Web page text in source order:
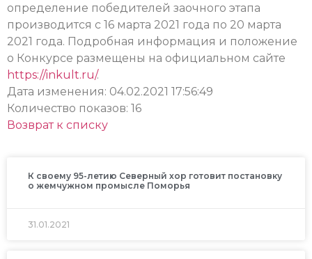
определение победителей заочного этапа
производится с 16 марта 2021 года по 20 марта
2021 года. Подробная информация и положение
о Конкурсе размещены на официальном сайте
https://inkult.ru/.
Дата изменения: 04.02.2021 17:56:49
Количество показов: 16
Возврат к списку
К своему 95-летию Северный хор готовит постановку
о жемчужном промысле Поморья
31.01.2021